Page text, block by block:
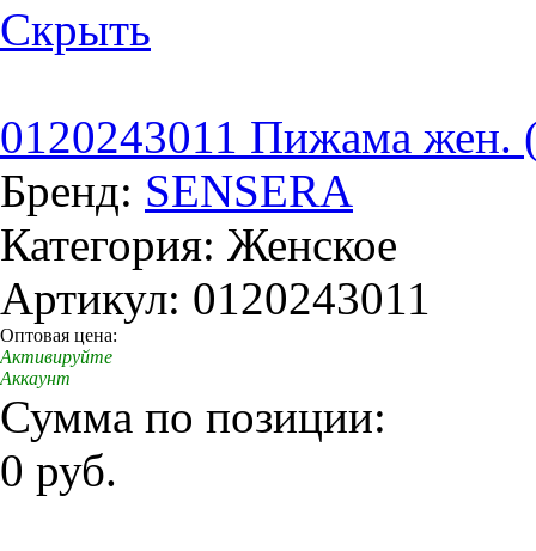
Скрыть
0120243011 Пижама жен.
Бренд: SENSERA
Категория: Женское
Артикул: 0120243011
Оптовая цена:
Активируйте
Аккаунт
Сумма по позиции:
0 руб.